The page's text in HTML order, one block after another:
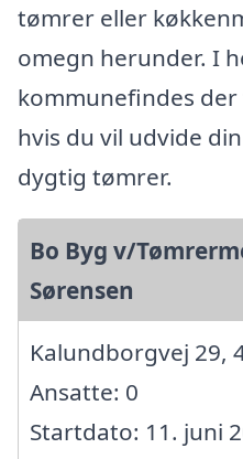
tømrer eller
omegn herunder. I
kommunefindes
hvis du vil udvide
dygtig tømrer.
Bo Byg v/
Sørensen
Kalundborgvej 29,
Ansatte: 0
Startdato: 11. juni